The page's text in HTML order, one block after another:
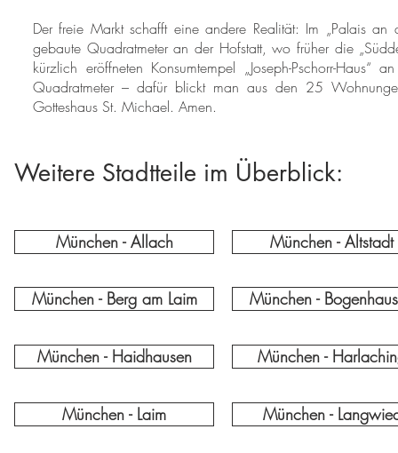
Der freie Markt schafft eine andere Realität: Im „Palais
gebaute Quadratmeter an der Hofstatt, wo früher die
kürzlich eröffneten Konsumtempel „Joseph-Pschorr-
Quadratmeter – dafür blickt man aus den 25
Gotteshaus St. Michael. Amen.
Weitere Stadtteile im Überblick:
München - Allach München - Altstadt
München - Berg am Laim München -
München - Haidhausen München -
München - Laim München -